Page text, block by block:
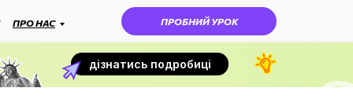
ПРОБНИЙ УРОК
ПРО НАС
дізнатись подробиці